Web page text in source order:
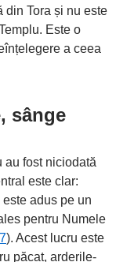
din Tora și nu este
Este o
a ceea
sânge
au fost niciodată
este clar:
adus pe un
pentru Numele
). Acest lucru este
păcat, arderile-